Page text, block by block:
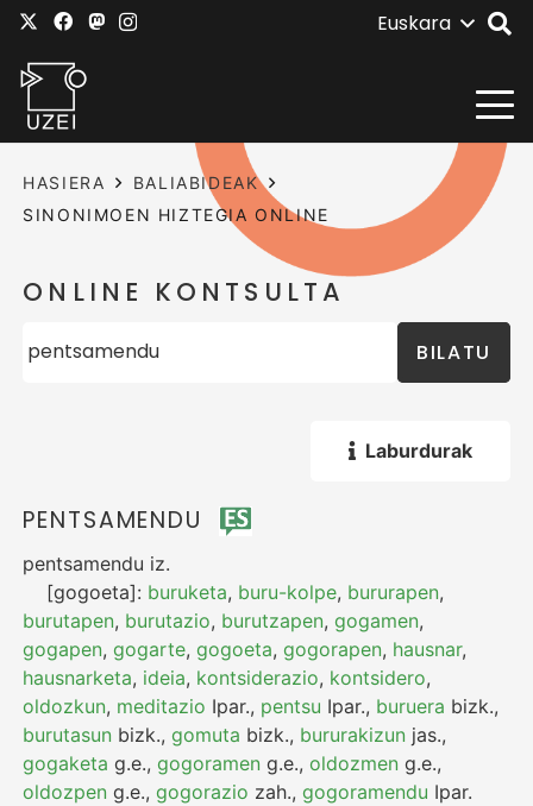
Euskara
HASIERA
BALIABIDEAK
SINONIMOEN HIZTEGIA ONLINE
ONLINE KONTSULTA
BILATU
Laburdurak
PENTSAMENDU
pentsamendu iz.
[gogoeta]: buruketa, buru-kolpe, bururapen,
burutapen, burutazio, burutzapen,gogamen,
gogapen,gogarte,gogoeta,gogorapen, hausnar,
hausnarketa, ideia, kontsiderazio, kontsidero,
oldozkun, meditazio Ipar., pentsu Ipar., buruera bizk.,
burutasun bizk.,gomuta bizk., bururakizun jas.,
gogaketa g.e.,gogoramen g.e.,oldozmen g.e.,
oldozpen g.e.,gogorazio zah.,gogoramendu Ipar.